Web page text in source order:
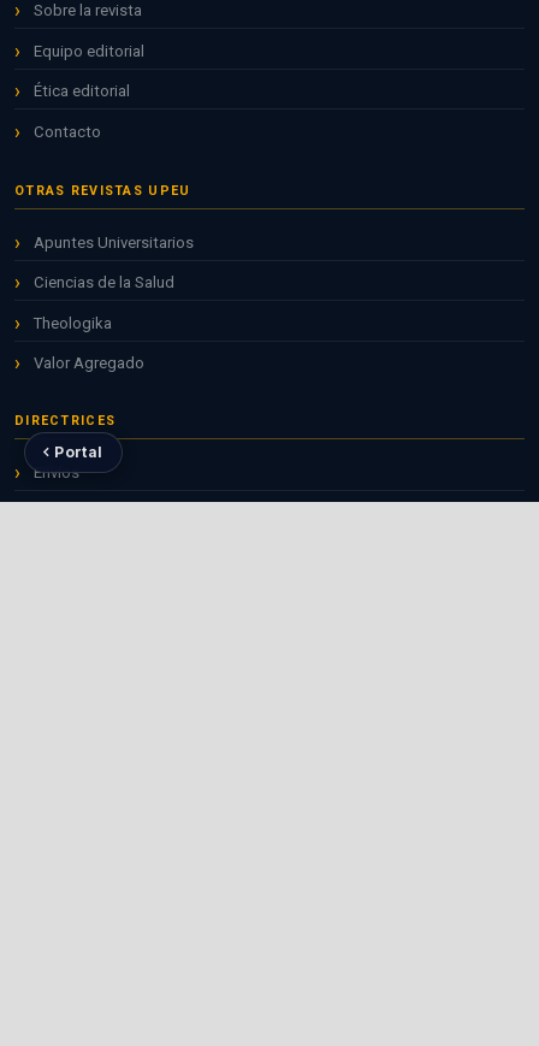
Portal
Sobre la revista
Equipo editorial
Ética editorial
Contacto
OTRAS REVISTAS UPEU
Apuntes Universitarios
Ciencias de la Salud
Theologika
Valor Agregado
DIRECTRICES
Envíos